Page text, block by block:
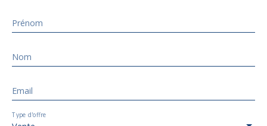
Prénom
Nom
Email
Type d'offre